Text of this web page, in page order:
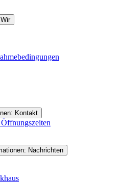
Kontakt
Nachrichten